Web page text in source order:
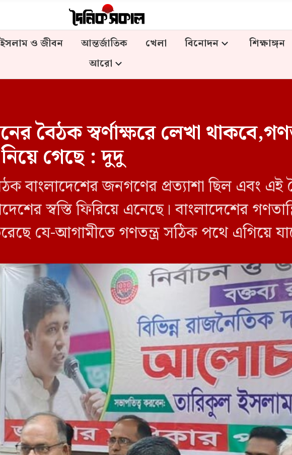
ইসলাম ও জীবন আন্তর্জাতিক খেলা বিনোদন শিক্ষাঙ্গন
আরো
বৈঠক স্বর্ণাক্ষরে লেখা
নিয়ে গেছে : দুদু
বাংলাদেশের জনগণের প্রত্যাশা ছিল এবং এই
স্বস্তি ফিরিয়ে এনেছে। বাংলাদেশের
যে-আগামীতে গণতন্ত্র সঠিক পথে এগিয়ে